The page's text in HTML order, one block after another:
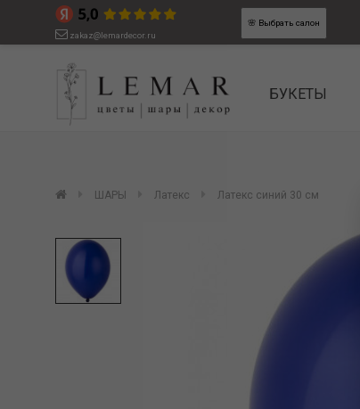
БУКЕТЫ
zakaz@lemardecor.ru
🌸 Выбрать салон
ШАРЫ Латекс Латекс синий 30 см